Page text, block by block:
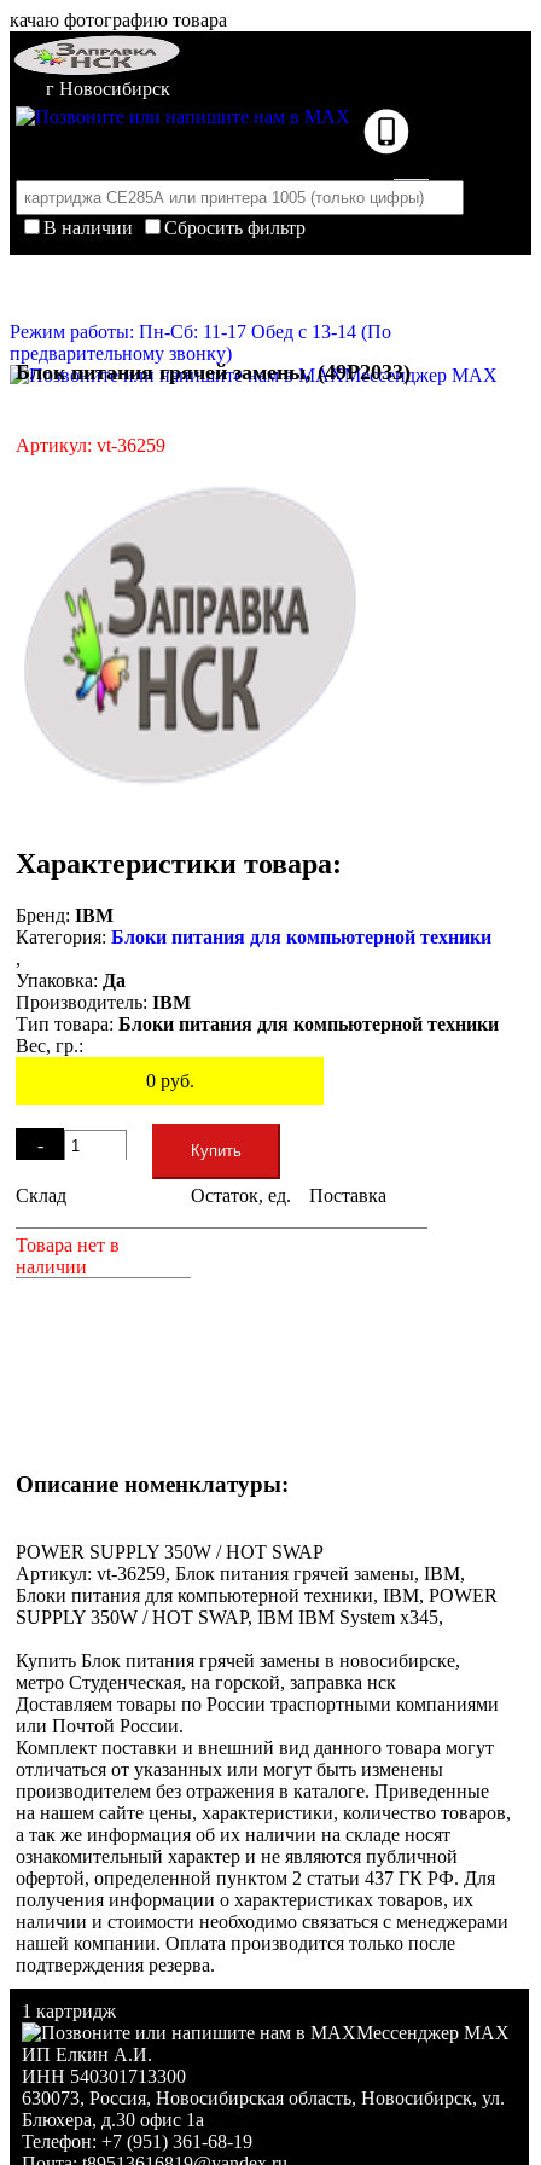
качаю фотографию товара
г Новосибирск
В наличии
Сбросить фильтр
Корзина пуста
Режим работы: Пн-Сб: 11-17 Обед с 13-14 (По
предварительному звонку)
Мессенджер MAX
Блок питания грячей замены, (49P2033)
Артикул: vt-36259
Характеристики товара:
Бренд: IBM
Категория: Блоки питания для компьютерной техники
,
Упаковка: Да
Производитель: IBM
Тип товара: Блоки питания для компьютерной техники
Вес, гр.:
0руб.
-
+
Купить
Склад Остаток, ед. Поставка
Товара нет в
наличии
Описание номенклатуры:
POWER SUPPLY 350W / HOT SWAP
Артикул: vt-36259, Блок питания грячей замены, IBM,
Блоки питания для компьютерной техники, IBM, POWER
SUPPLY 350W / HOT SWAP, IBM IBM System x345,
Купить Блок питания грячей замены в новосибирске,
метро Студенческая, на горской, заправка нск
Доставляем товары по России траспортными компаниями
или Почтой России.
Комплект поставки и внешний вид данного товара могут
отличаться от указанных или могут быть изменены
производителем без отражения в каталоге. Приведенные
на нашем сайте цены, характеристики, количество товаров,
а так же информация об их наличии на складе носят
ознакомительный характер и не являются публичной
офертой, определенной пунктом 2 статьи 437 ГК РФ. Для
получения информации о характеристиках товаров, их
наличии и стоимости необходимо связаться с менеджерами
нашей компании. Оплата производится только после
подтверждения резерва.
1 картридж
Мессенджер MAX
ИП Елкин А.И.
ИНН 540301713300
630073, Россия, Новосибирская область, Новосибирск, ул.
Блюхера, д.30 офис 1а
Телефон: +7 (951) 361-68-19